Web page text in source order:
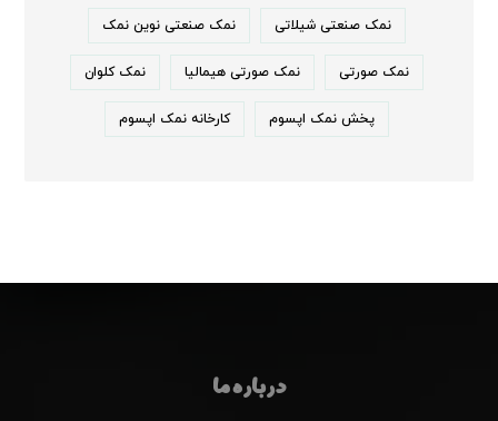
نمک صنعتی شیلاتی نمک صنعتی نوین نمک
نمک صورتی نمک صورتی هیمالیا نمک کلوان
پخش نمک اپسوم کارخانه نمک اپسوم
درباره ما